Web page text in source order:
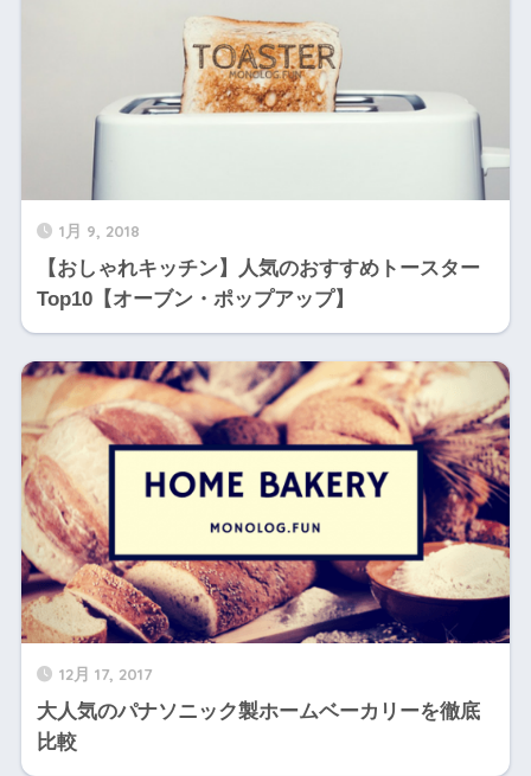
1月 9, 2018
【おしゃれキッチン】人気のおすすめトースター
Top10【オーブン・ポップアップ】
12月 17, 2017
大人気のパナソニック製ホームベーカリーを徹底
比較